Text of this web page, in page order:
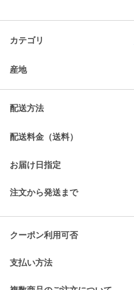
カテゴリ
産地
配送方法
配送料金（送料）
お届け日指定
注文から発送まで
クーポン利用可否
支払い方法